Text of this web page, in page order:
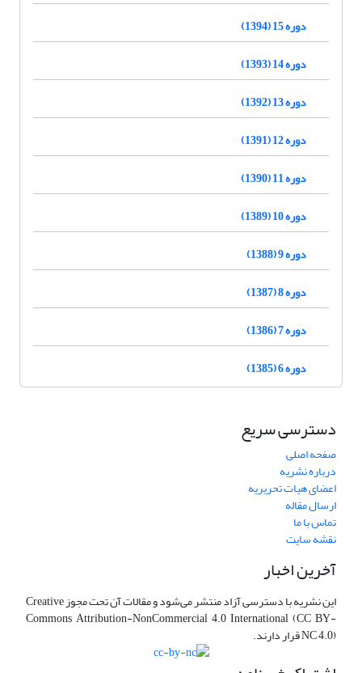
دوره 15 (1394)
دوره 14 (1393)
دوره 13 (1392)
دوره 12 (1391)
دوره 11 (1390)
دوره 10 (1389)
دوره 9 (1388)
دوره 8 (1387)
دوره 7 (1386)
دوره 6 (1385)
دسترسی سریع
صفحه اصلی
درباره نشریه
اعضای هیات تحریریه
ارسال مقاله
تماس با ما
نقشه سایت
آخرین اخبار
این نشریه با دسترسی آزاد منتشر می‌شود و مقالات آن تحت مجوز Creative
Commons Attribution-NonCommercial 4.0 International (CC BY-
NC 4.0) قرار دارند.